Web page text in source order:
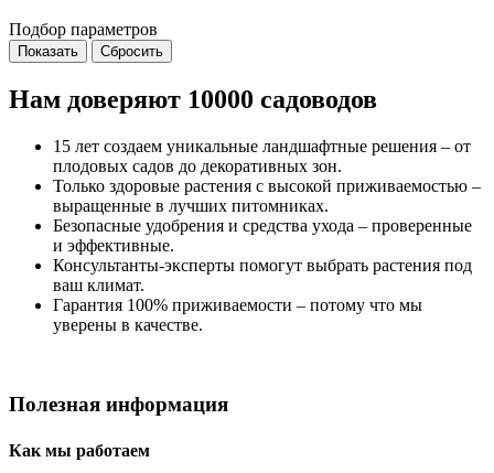
Подбор параметров
Нам доверяют 10000 садоводов
15 лет создаем уникальные ландшафтные решения – от
плодовых садов до декоративных зон.
Только здоровые растения с высокой приживаемостью –
выращенные в лучших питомниках.
Безопасные удобрения и средства ухода – проверенные
и эффективные.
Консультанты-эксперты помогут выбрать растения под
ваш климат.
Гарантия 100% приживаемости – потому что мы
уверены в качестве.
Полезная информация
Как мы работаем